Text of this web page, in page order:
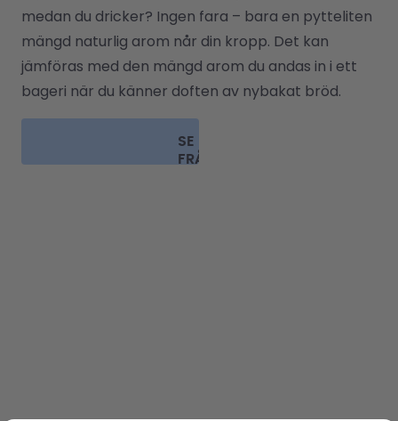
medan du dricker? Ingen fara – bara en pytteliten
mängd naturlig arom når din kropp. Det kan
jämföras med den mängd arom du andas in i ett
bageri när du känner doften av nybakat bröd.
SE
FRÅGOR